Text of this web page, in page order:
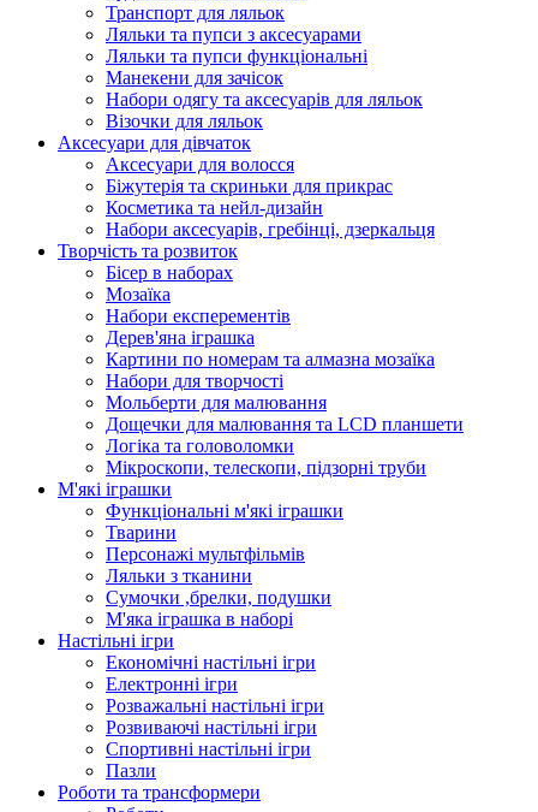
Транспорт для ляльок
Ляльки та пупси з аксесуарами
Ляльки та пупси функціональні
Манекени для зачісок
Набори одягу та аксесуарів для ляльок
Візочки для ляльок
Аксесуари для дівчаток
Аксесуари для волосся
Біжутерія та скриньки для прикрас
Косметика та нейл-дизайн
Набори аксесуарів, гребінці, дзеркальця
Творчість та розвиток
Бісер в наборах
Мозаїка
Набори експерементів
Дерев'яна іграшка
Картини по номерам та алмазна мозаїка
Набори для творчості
Мольберти для малювання
Дощечки для малювання та LCD планшети
Логіка та головоломки
Мікроскопи, телескопи, підзорні труби
М'які іграшки
Функціональні м'які іграшки
Тварини
Персонажі мультфільмів
Ляльки з тканини
Сумочки ,брелки, подушки
М'яка іграшка в наборі
Настільні ігри
Економічні настільні ігри
Електронні ігри
Розважальні настільні ігри
Розвиваючі настільні ігри
Спортивні настільні ігри
Пазли
Роботи та трансформери